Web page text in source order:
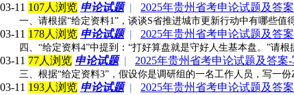
03-11 107人浏览 申论试题| 2025年贵州省考申论试题及答
一、请根据“给定资料1”，谈谈S省推进城市更新行动中有哪些值
03-11 178人浏览 申论试题| 2025年贵州省考申论试题及答
四、“给定资料4”中提到：“打好算盘就是守好人生基本盘。”请
03-11 77人浏览 申论试题| 2025年贵州省考申论试题及答
三、根据“给定资料3”，假设你是调研组的一名工作人员，写一
03-11 193人浏览 申论试题| 2025年贵州省考申论试题及答